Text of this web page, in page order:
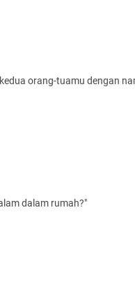
orang-tuamu dengan
dalam rumah?"